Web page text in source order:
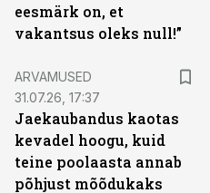
eesmärk on, et
vakantsus oleks null!”
ARVAMUSED
31.07.26, 17:37
Jaekaubandus kaotas
kevadel hoogu, kuid
teine poolaasta annab
põhjust mõõdukaks